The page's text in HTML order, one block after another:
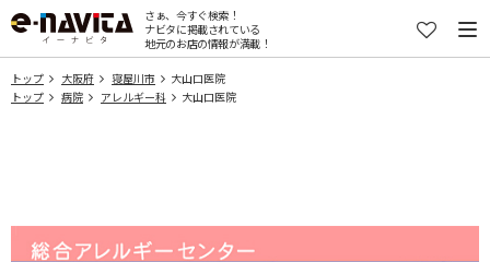
さぁ、今すぐ検索！
ナビタに掲載されている
地元のお店の情報が満載！
トップ 大阪府 寝屋川市
大山口医院
トップ
病院 アレルギー科 大山口医院